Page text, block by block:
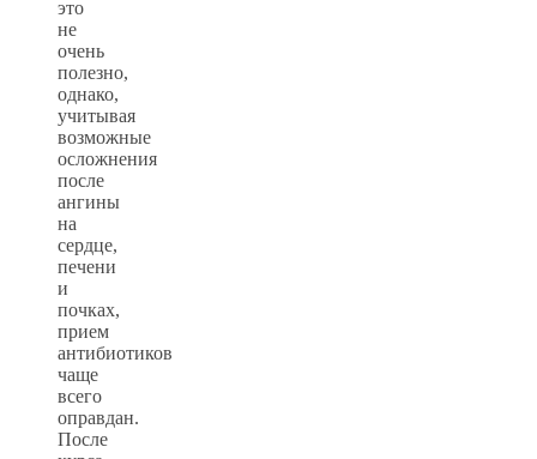
это
не
очень
полезно,
однако,
учитывая
возможные
осложнения
после
ангины
на
сердце,
печени
и
почках,
прием
антибиотиков
чаще
всего
оправдан.
После